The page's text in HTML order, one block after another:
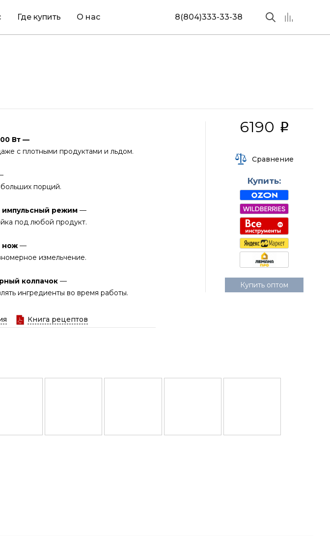
Где купить О нас 8(804)333-33-38
6190 i
Сравнение
Купить:
Купить оптом
Вт —
с плотными продуктами и льдом.
порций.
импульсный режим —
под любой продукт.
нож —
измельчение.
колпачок —
ингредиенты во время работы.
Книга рецептов